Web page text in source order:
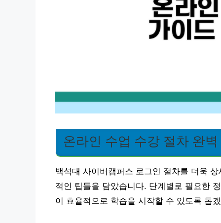
온라인 수업 수강 절차 완
백석대 사이버캠퍼스 로그인 절차를 더욱
적인 팁들을 담았습니다. 단계별로 필요한
이 효율적으로 학습을 시작할 수 있도록 돕